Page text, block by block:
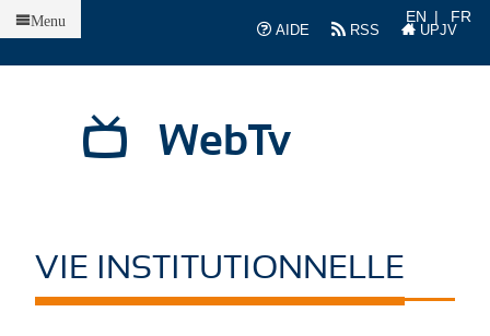
AIDE
RSS UPJV
EN FR
WebTv
Menu
VIE INSTITUTIONNELLE